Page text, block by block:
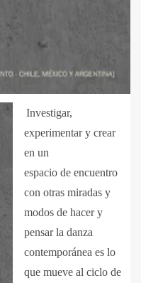
Investigar,
experimentar y crear
en un
espacio de encuentro
con otras miradas y
modos de hacer y
pensar la danza
contemporánea es lo
que mueve al ciclo de